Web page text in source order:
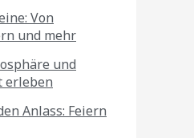
Von
und mehr
und
erleben
Anlass: Feiern